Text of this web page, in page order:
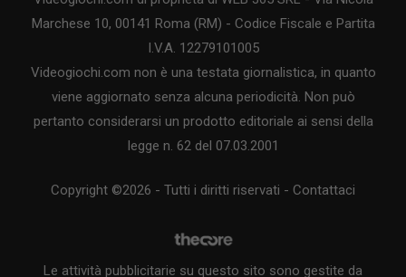
Marchese 10, 00141 Roma (RM) - Codice Fiscale e Partita
I.V.A. 12279101005
Videogiochi.com non è una testata giornalistica, in quanto
viene aggiornato senza alcuna periodicità. Non può
pertanto considerarsi un prodotto editoriale ai sensi della
legge n. 62 del 07.03.2001
Copyright ©2026 - Tutti i diritti riservati - Contattaci
Le attività pubblicitarie su questo sito sono gestite da